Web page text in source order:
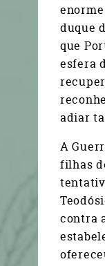
duque
que
esfera
adiar
A
filhas
contra